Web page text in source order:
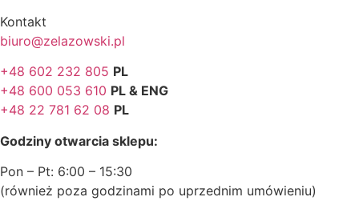
Kontakt
biuro@zelazowski.pl
+48 602 232 805 PL
+48 600 053 610 PL & ENG
+48 22 781 62 08 PL
Godziny otwarcia sklepu:
Pon – Pt: 6:00 – 15:30
(również poza godzinami po uprzednim umówieniu)